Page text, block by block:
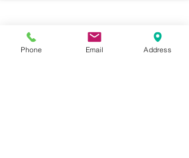
Phone Email Address